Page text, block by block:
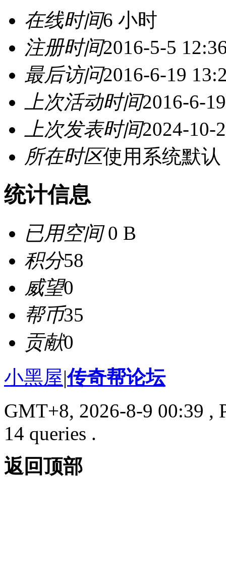
在线时间6 小时
注册时间2016-5-5
最后访问2016-6-19
上次活动时间2016-6-
上次发表时间2024-10-
所在时区使用系统默认
统计信息
已用空间0 B
积分58
威望0
帮币35
贡献0
小黑屋|传奇帮论坛
GMT+8, 2026-8-9 00:39 ,
14 queries .
返回顶部